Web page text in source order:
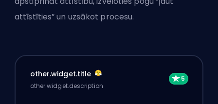
attīstīties” un uzsākot procesu.
other.widget.title
other.widget.description